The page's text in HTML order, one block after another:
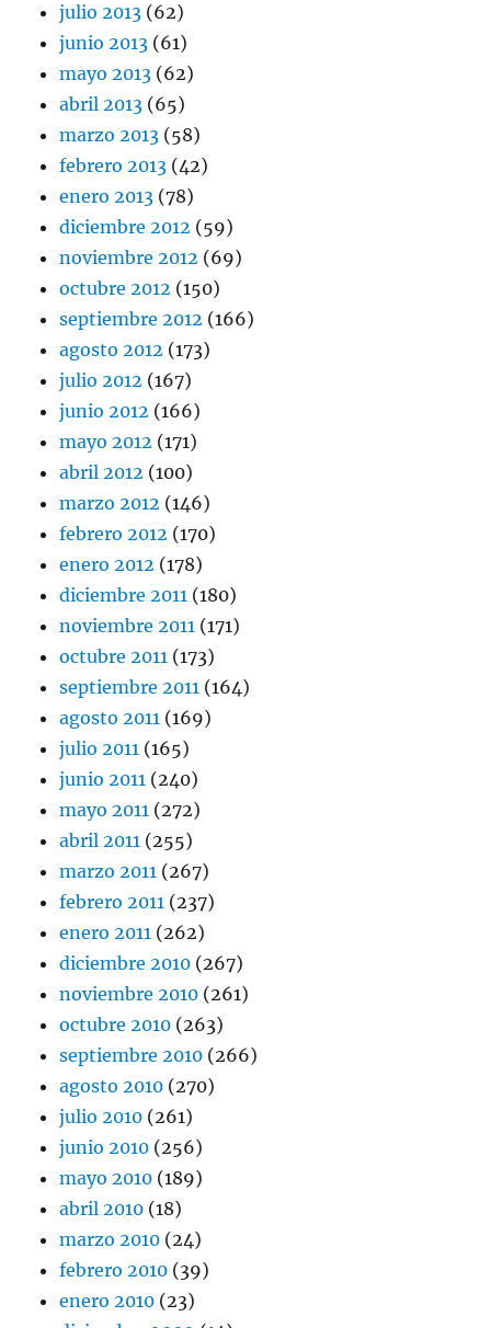
julio 2013 (62)
junio 2013 (61)
mayo 2013 (62)
abril 2013 (65)
marzo 2013 (58)
febrero 2013 (42)
enero 2013 (78)
diciembre 2012 (59)
noviembre 2012 (69)
octubre 2012 (150)
septiembre 2012 (166)
agosto 2012 (173)
julio 2012 (167)
junio 2012 (166)
mayo 2012 (171)
abril 2012 (100)
marzo 2012 (146)
febrero 2012 (170)
enero 2012 (178)
diciembre 2011 (180)
noviembre 2011 (171)
octubre 2011 (173)
septiembre 2011 (164)
agosto 2011 (169)
julio 2011 (165)
junio 2011 (240)
mayo 2011 (272)
abril 2011 (255)
marzo 2011 (267)
febrero 2011 (237)
enero 2011 (262)
diciembre 2010 (267)
noviembre 2010 (261)
octubre 2010 (263)
septiembre 2010 (266)
agosto 2010 (270)
julio 2010 (261)
junio 2010 (256)
mayo 2010 (189)
abril 2010 (18)
marzo 2010 (24)
febrero 2010 (39)
enero 2010 (23)